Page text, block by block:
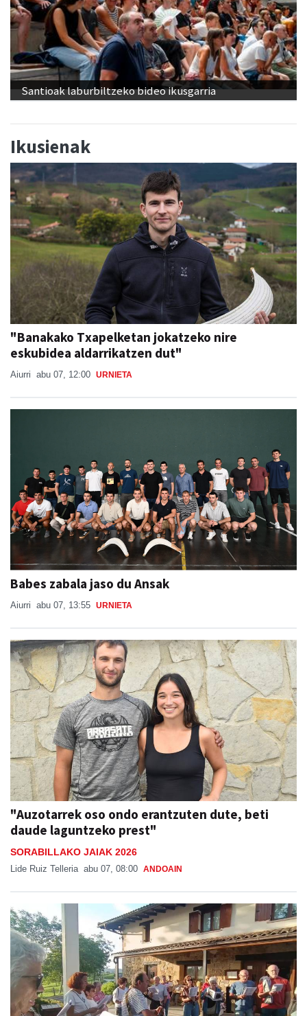
Santioak laburbiltzeko bideo ikusgarria
Ikusienak
"Banakako Txapelketan jokatzeko nire
eskubidea aldarrikatzen dut"
Aiurri abu 07, 12:00 URNIETA
Babes zabala jaso du Ansak
Aiurri abu 07, 13:55 URNIETA
"Auzotarrek oso ondo erantzuten dute, beti
daude laguntzeko prest"
SORABILLAKO JAIAK 2026
Lide Ruiz Telleria abu 07, 08:00 ANDOAIN